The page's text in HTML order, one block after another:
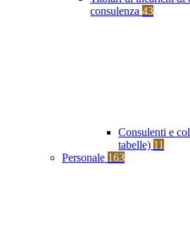
consulenza 43
Consulenti e
tabelle) 11
Personale 163